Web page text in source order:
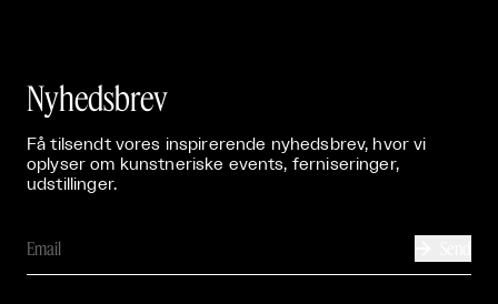
Nyhedsbrev
Få tilsendt vores inspirerende nyhedsbrev, hvor vi
oplyser om kunstneriske events, ferniseringer,
udstillinger.